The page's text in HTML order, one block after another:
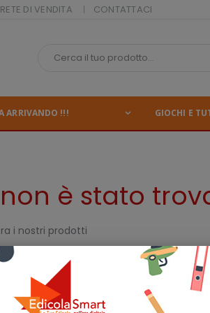
DI VENDITA CONTATTACI
ARRIVANDO !!! GIOCHI E
è stato
i nostri prodotti
Blocco Colore 24x33 Blocco